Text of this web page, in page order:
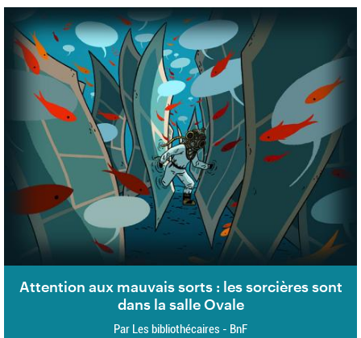
Attention aux mauvais sorts : les sorcières sont
dans la salle Ovale
Par Les bibliothécaires - BnF